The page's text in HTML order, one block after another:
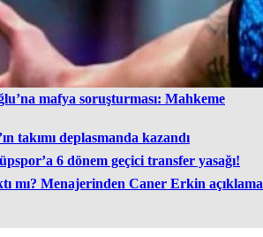
mafya soruşturması: Mahkeme
takımı deplasmanda kazandı
6 dönem geçici transfer yasağı!
mı? Menajerinden Caner Erkin